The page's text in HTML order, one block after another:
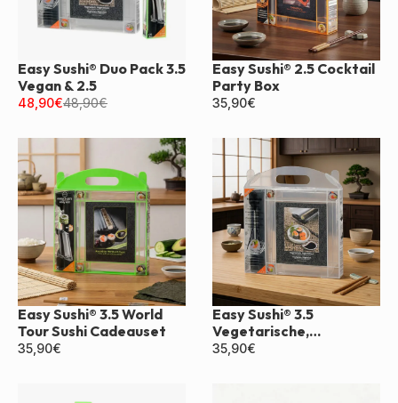
Easy Sushi® Duo Pack 3.5
Vegan & 2.5
48,90€48,90€
Easy Sushi® 2.5 Cocktail
Party Box
35,90€
Easy Sushi® 3.5 World
Tour Sushi Cadeauset
35,90€
Easy Sushi® 3.5
Vegetarische,
Veganistische Doos
35,90€